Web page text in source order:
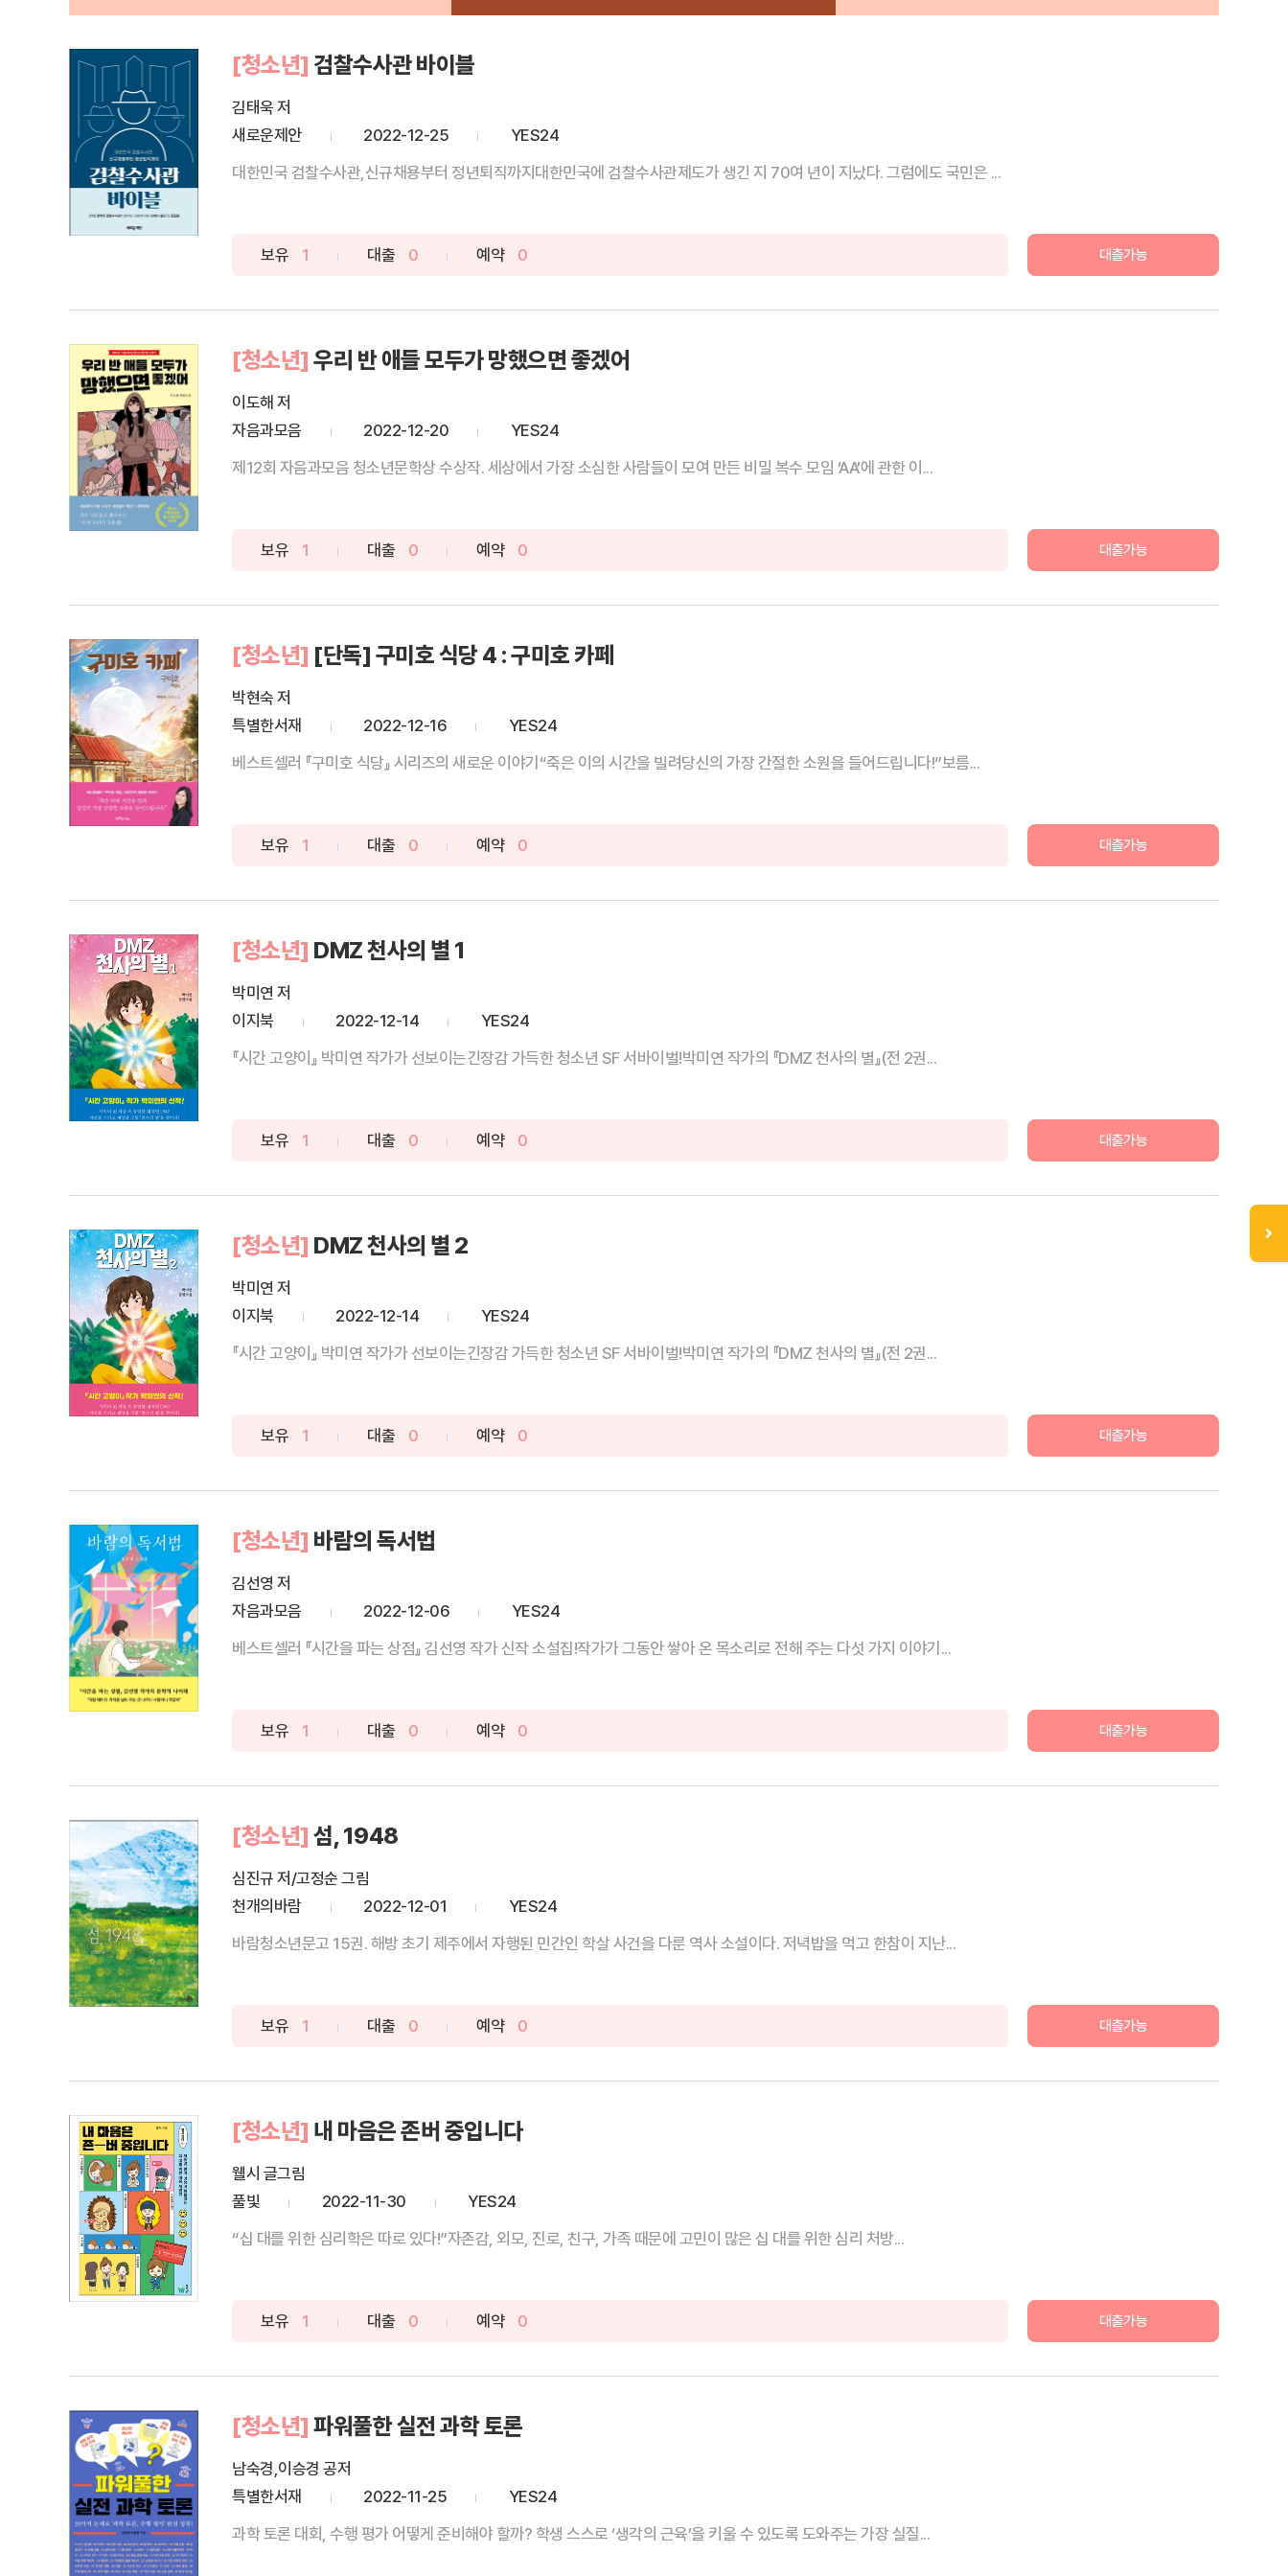
[청소년] 검찰수사관 바이블
김태욱 저
새로운제안
2022-12-25
YES24
대한민국 검찰수사관,신규채용부터 정년퇴직까지대한민국에 검찰수사관제도가 생긴 지 70여 년이 지났다. 그럼에도 국민은 ...
보유 1 대출 0 예약 0 대출가능
[청소년] 우리 반 애들 모두가 망했으면 좋겠어
이도해 저
자음과모음
2022-12-20
YES24
제12회 자음과모음 청소년문학상 수상작. 세상에서 가장 소심한 사람들이 모여 만든 비밀 복수 모임 ‘AA’에 관한 이...
보유 1 대출 0 예약 0 대출가능
[청소년] [단독] 구미호 식당 4 : 구미호 카페
박현숙 저
특별한서재
2022-12-16
YES24
베스트셀러 『구미호 식당』 시리즈의 새로운 이야기“죽은 이의 시간을 빌려당신의 가장 간절한 소원을 들어드립니다!”보름...
보유 1 대출 0 예약 0 대출가능
[청소년] DMZ 천사의 별 1
박미연 저
이지북
2022-12-14
YES24
『시간 고양이』 박미연 작가가 선보이는긴장감 가득한 청소년 SF 서바이벌!박미연 작가의 『DMZ 천사의 별』(전 2권...
보유 1 대출 0 예약 0 대출가능
[청소년] DMZ 천사의 별 2
박미연 저
이지북
2022-12-14
YES24
『시간 고양이』 박미연 작가가 선보이는긴장감 가득한 청소년 SF 서바이벌!박미연 작가의 『DMZ 천사의 별』(전 2권...
보유 1 대출 0 예약 0 대출가능
[청소년] 바람의 독서법
김선영 저
자음과모음
2022-12-06
YES24
베스트셀러 『시간을 파는 상점』 김선영 작가 신작 소설집!작가가 그동안 쌓아 온 목소리로 전해 주는 다섯 가지 이야기...
보유 1 대출 0 예약 0 대출가능
[청소년] 섬, 1948
심진규 저/고정순 그림
천개의바람
2022-12-01
YES24
바람청소년문고 15권. 해방 초기 제주에서 자행된 민간인 학살 사건을 다룬 역사 소설이다. 저녁밥을 먹고 한참이 지난...
보유 1 대출 0 예약 0 대출가능
[청소년] 내 마음은 존버 중입니다
웰시 글그림
풀빛
2022-11-30
YES24
“십 대를 위한 심리학은 따로 있다!”자존감, 외모, 진로, 친구, 가족 때문에 고민이 많은 십 대를 위한 심리 처방...
보유 1 대출 0 예약 0 대출가능
[청소년] 파워풀한 실전 과학 토론
남숙경,이승경 공저
특별한서재
2022-11-25
YES24
과학 토론 대회, 수행 평가 어떻게 준비해야 할까? 학생 스스로 ‘생각의 근육’을 키울 수 있도록 도와주는 가장 실질...